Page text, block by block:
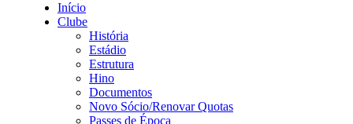
Início
Clube
História
Estádio
Estrutura
Hino
Documentos
Novo Sócio/Renovar Quotas
Passes de Época